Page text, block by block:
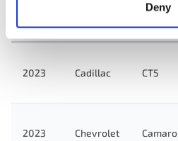
Deny
Año Haz Modelo
2023 Cadillac CT5
2023 Chevrolet Camaro